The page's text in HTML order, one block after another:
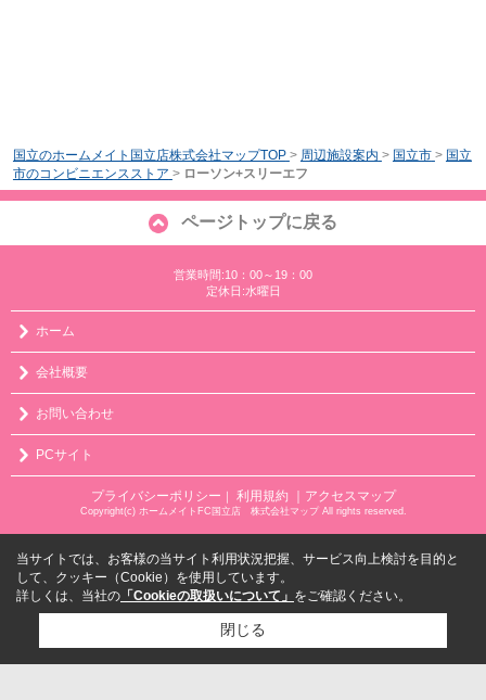
国立のホームメイト国立店株式会社マップTOP > 周辺施設案内 > 国立市 > 国立
市のコンビニエンスストア > ローソン+スリーエフ
ページトップに戻る
営業時間:10：00～19：00
定休日:水曜日
ホーム
会社概要
お問い合わせ
PCサイト
プライバシーポリシー ｜ 利用規約 ｜アクセスマップ
Copyright(c) ホームメイトFC国立店 株式会社マップ All rights reserved.
当サイトでは、お客様の当サイト利用状況把握、サービス向上検討を目的と
して、クッキー（Cookie）を使用しています。
詳しくは、当社の 「Cookieの取扱いについて」 をご確認ください。
閉じる